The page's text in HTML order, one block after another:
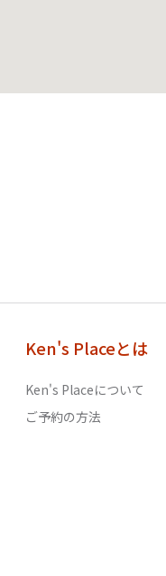
Ken's Placeとは
Ken's Placeについて
ご予約の方法